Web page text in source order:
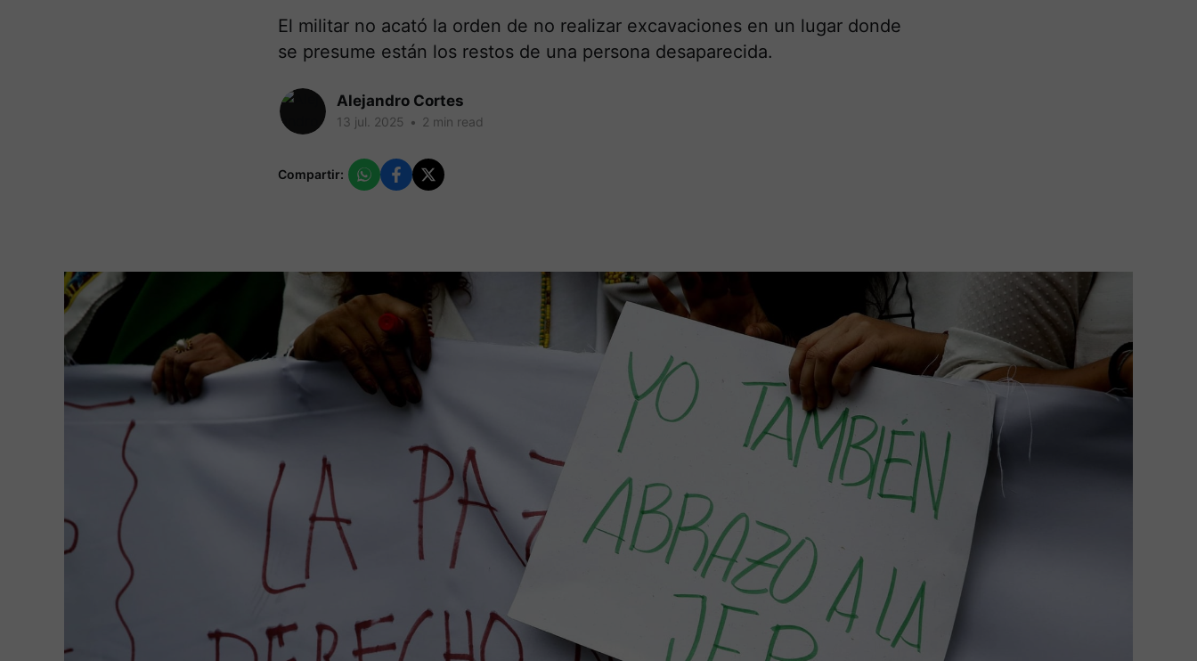
El militar no acató la orden de no realizar excavaciones en un lugar donde
se presume están los restos de una persona desaparecida.
Alejandro Cortes
13 jul. 2025 • 2 min read
Compartir: